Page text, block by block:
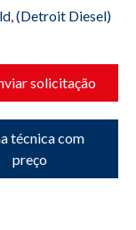
(Detroit Diesel)
solicitação
técnica com
preço